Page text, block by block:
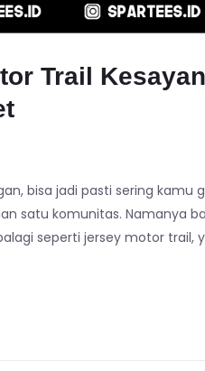
Trail
bisa jadi pasti sering kamu
satu komunitas. Namanya
seperti jersey motor trail,